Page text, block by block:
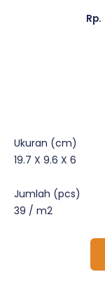
Rp.
Ukuran (cm)
19.7 X 9.6 X 6
Jumlah (pcs)
39 / m2